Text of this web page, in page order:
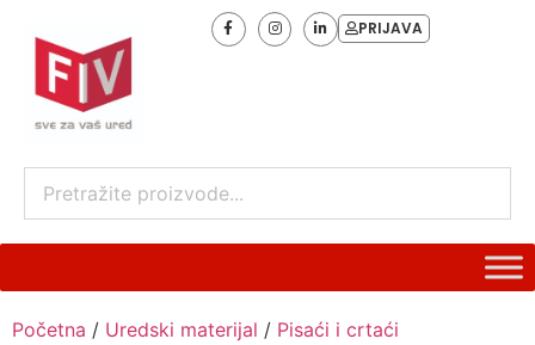
PRIJAVA
Početna / Uredski materijal / Pisaći i crtaći